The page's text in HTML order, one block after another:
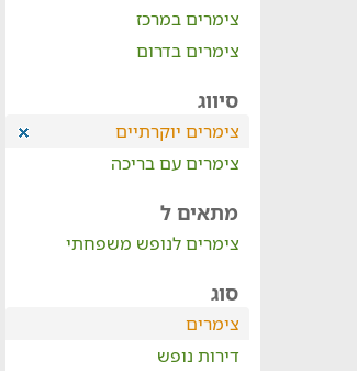
צימרים במרכז
צימרים בדרום
סיווג
צימרים יוקרתיים
צימרים עם בריכה
מתאים ל
צימרים לנופש משפחתי
סוג
צימרים
דירות נופש